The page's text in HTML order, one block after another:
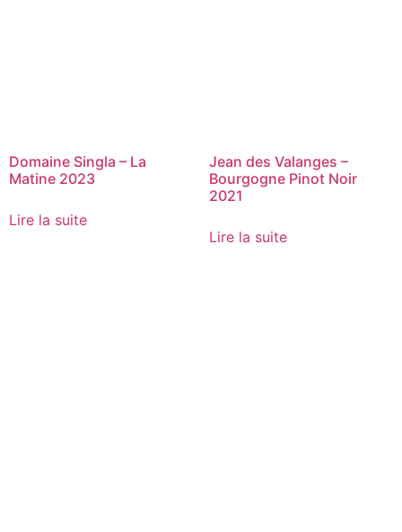
Domaine Singla – La
Matine 2023
Lire la suite
Jean des Valanges –
Bourgogne Pinot Noir
2021
Lire la suite